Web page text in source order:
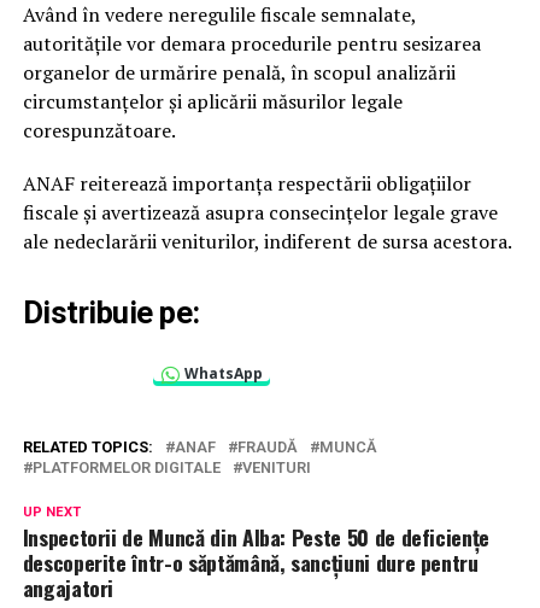
Având în vedere neregulile fiscale semnalate,
autoritățile vor demara procedurile pentru sesizarea
organelor de urmărire penală, în scopul analizării
circumstanțelor și aplicării măsurilor legale
corespunzătoare.
ANAF reiterează importanța respectării obligațiilor
fiscale și avertizează asupra consecințelor legale grave
ale nedeclarării veniturilor, indiferent de sursa acestora.
Distribuie pe:
WhatsApp
RELATED TOPICS: ANAF FRAUDĂ
MUNCĂ
PLATFORMELOR DIGITALE
VENITURI
UP NEXT
Inspectorii de Muncă din Alba: Peste 50 de deficiențe
descoperite într-o săptămână, sancțiuni dure pentru
angajatori